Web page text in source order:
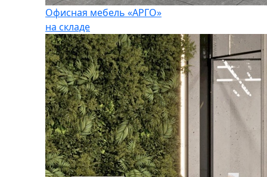
Офисная мебель «АРГО»
на складе